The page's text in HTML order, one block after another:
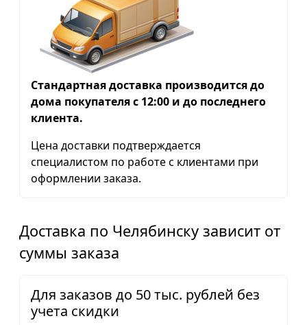
Стандартная доставка производится до
дома покупателя с 12:00 и до последнего
клиента.
Цена доставки подтверждается
специалистом по работе с клиентами при
оформлении заказа.
Доставка по Челябинску зависит от
суммы заказа
Для заказов до 50 тыс. рублей без
учета скидки